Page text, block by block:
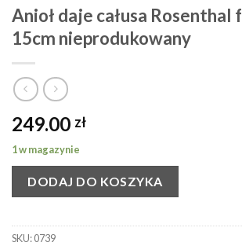
Anioł daje całusa Rosenthal
15cm nieprodukowany
249.00 zł
1 w magazynie
DODAJ DO KOSZYKA
SKU:0739